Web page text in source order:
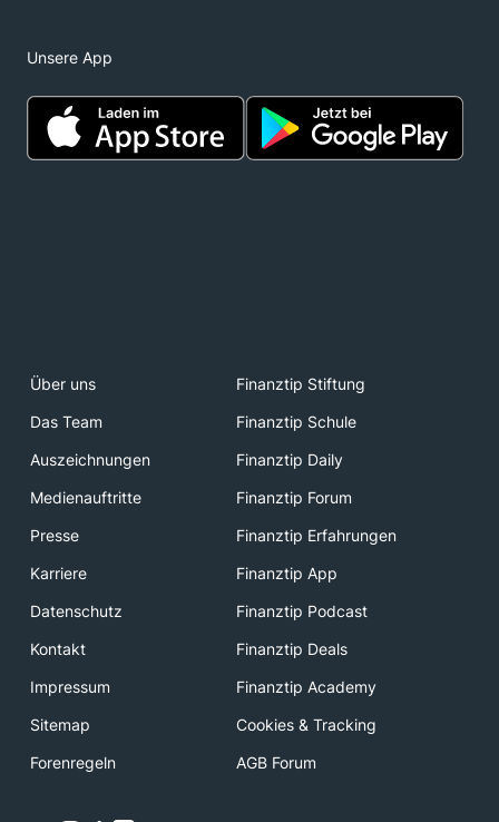
Unsere App
Über uns
Finanztip Stiftung
Das Team
Finanztip Schule
Auszeichnungen
Finanztip Daily
Medienauftritte
Finanztip Forum
Presse
Finanztip Erfahrungen
Karriere
Finanztip App
Datenschutz
Finanztip Podcast
Kontakt
Finanztip Deals
Impressum
Finanztip Academy
Sitemap
Cookies & Tracking
Forenregeln
AGB Forum